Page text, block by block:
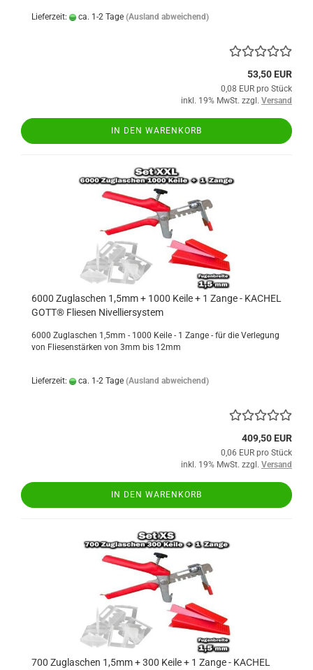
Lieferzeit: ca. 1-2 Tage (Ausland abweichend)
53,50 EUR
0,08 EUR pro Stück
inkl. 19% MwSt. zzgl. Versand
IN DEN WARENKORB
6000 Zuglaschen 1,5mm + 1000 Keile + 1 Zange - KACHEL
GOTT® Fliesen Nivelliersystem
6000 Zuglaschen 1,5mm - 1000 Keile - 1 Zange - für die Verlegung
von Fliesenstärken von 3mm bis 12mm
Lieferzeit: ca. 1-2 Tage (Ausland abweichend)
409,50 EUR
0,06 EUR pro Stück
inkl. 19% MwSt. zzgl. Versand
IN DEN WARENKORB
700 Zuglaschen 1,5mm + 300 Keile + 1 Zange - KACHEL